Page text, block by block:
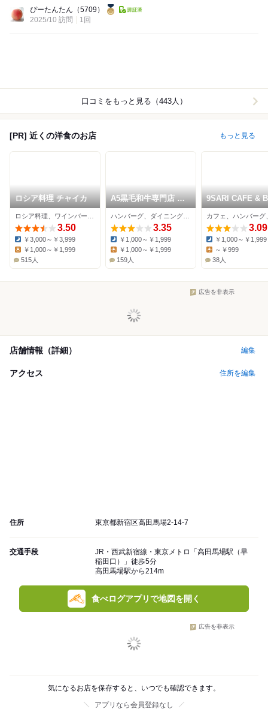
ぴーたんたん （5709）
2025/10 訪問
1回
口コミをもっと見る（443人）
[PR] 近くの洋食のお店 もっと見る
ロシア料理 チャイカ
3.50
Dinner:
￥3,000～￥3,999
￥1,000～￥1,999
515人
A5黒毛和牛専門店 は
んばーぐ ますお
3.35
Dinner:
￥1,000～￥1,999
￥1,000～￥1,999
159人
9SARI CAFE &
3.09
Dinner:
￥1,000～￥1,999
Lunch:
～￥999
38人
広告を非表示
店舗情報（詳細） 編集
アクセス 住所を編集
住所 東京都新宿区高田馬場2-14-7
交通手段
JR・西武新宿線・東京メトロ「高田馬場駅（早
稲田口）」徒歩5分
高田馬場駅から214m
食べログアプリで地図を開く
広告を非表示
気になるお店を保存すると、いつでも確認できます。
アプリなら会員登録なし